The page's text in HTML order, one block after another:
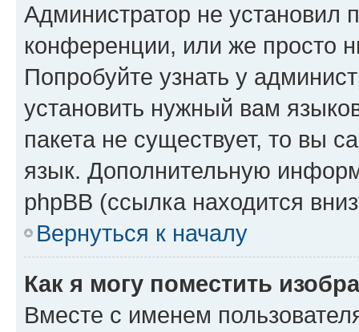
Администратор не установил
конференции, или же просто
Попробуйте узнать у
установить нужный вам
пакета не существует, то вы
язык. Дополнительную
phpBB (ссылка находится
Вернуться к началу
Как я могу поместить
Вместе с именем